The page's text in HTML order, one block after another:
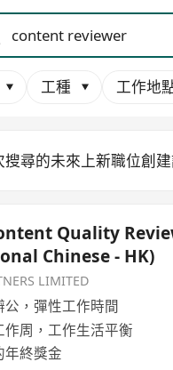
工種 工作地
搜尋的未來上新職位創
Quality
Chinese - HK)
LIMITED
公，彈性工作時間
作周，工作生活平衡
年終獎金